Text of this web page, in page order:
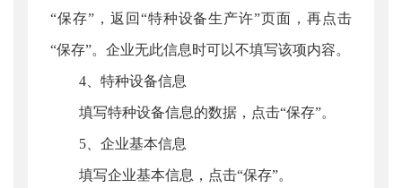
“保存”，返回“特种设备生产许”页面，再点击
“保存”。企业无此信息时可以不填写该项内容。
4、特种设备信息
填写特种设备信息的数据，点击“保存”。
5、企业基本信息
填写企业基本信息，点击“保存”。